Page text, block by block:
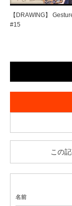
【DRAWING】
#15
この
名前